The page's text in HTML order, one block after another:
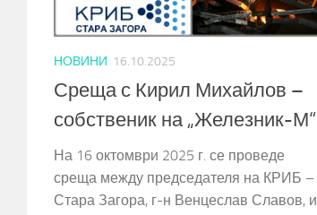
НОВИНИ 16.10.2025
Среща с Кирил Михайлов –
собственик на „Железник-М“
На 16 октомври 2025 г. се проведе
среща между председателя на КРИБ –
Стара Загора, г-н Венцеслав Славов, и